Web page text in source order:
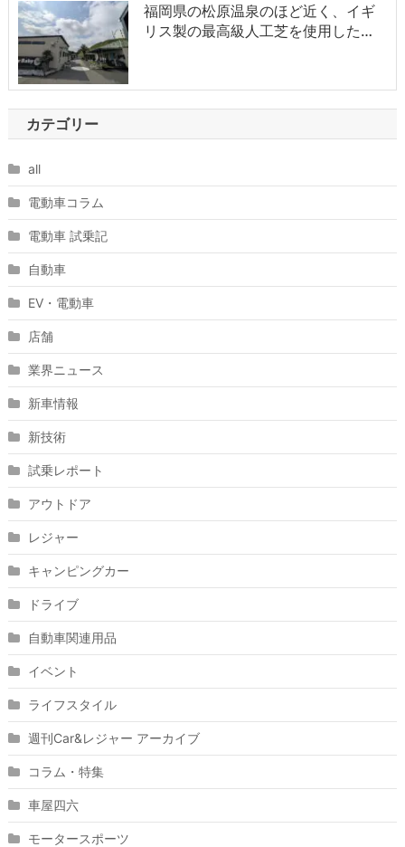
福岡県の松原温泉のほど近く、イギ
リス製の最高級人工芝を使用した…
カテゴリー
all
電動車コラム
電動車 試乗記
自動車
EV・電動車
店舗
業界ニュース
新車情報
新技術
試乗レポート
アウトドア
レジャー
キャンピングカー
ドライブ
自動車関連用品
イベント
ライフスタイル
週刊Car&レジャー アーカイブ
コラム・特集
車屋四六
モータースポーツ